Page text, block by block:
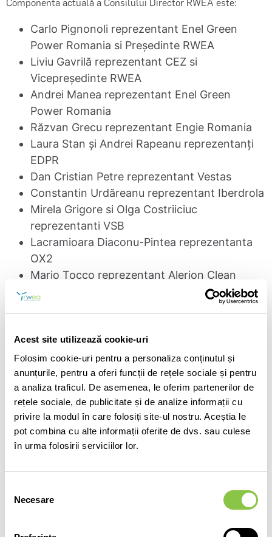
Acest site utilizează cookie-uri
Folosim cookie-uri pentru a personaliza conținutul și
anunțurile, pentru a oferi funcții de rețele sociale și pentru
a analiza traficul. De asemenea, le oferim partenerilor de
rețele sociale, de publicitate și de analize informații cu
privire la modul în care folosiți site-ul nostru. Aceștia le
pot combina cu alte informații oferite de dvs. sau culese
în urma folosirii serviciilor lor.
consimțământului
Necesare
Componenta actuală a Consilului Director RWEA este:
Carlo Pignonoli reprezentant Enel Green
Power Romania si Președinte RWEA
Liviu Gavrilă reprezentant CEZ si
Vicepreședinte RWEA
Andrei Manea reprezentant Enel Green
Power Romania
Răzvan Grecu reprezentant Engie Romania
Laura Stan și Andrei Rapeanu reprezentanți
EDPR
Dan Cristian Petre reprezentant Vestas
Constantin Urdăreanu reprezentant Iberdrola
Mirela Grigore si Olga Costriiciuc
reprezentanti VSB
Lacramioara Diaconu-Pintea reprezentanta
OX2
Mario Tocco reprezentant Alerion Clean
Dana Dinescu reprezentanta PNE Wind
Romania Energy Holding
Radu Enache reprezentant Aukera Energy
Sub coordonarea conducerii actuale, RWEA va continua
promovarea energiei regenerabile şi a tranziţiei energetice în
România. Vorbim despre o asociație în plină expansiune,
foarte receptivă la nevoile industriei și mereu prezentă în
dezbaterile la nivel naţional şi european. Reglementările și
actele legislative care stau la baza dezvoltării surselor
directoare europene, iar RWEA va semnala și aborda în mod
dezvoltarea surselor regenerabile.
industrie și își propune să identifice subiecte de interes,